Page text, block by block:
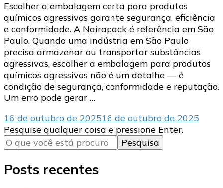
Escolher a embalagem certa para produtos
químicos agressivos garante segurança, eficiência
e conformidade. A Nairapack é referência em São
Paulo. Quando uma indústria em São Paulo
precisa armazenar ou transportar substâncias
agressivas, escolher a embalagem para produtos
químicos agressivos não é um detalhe — é
condição de segurança, conformidade e reputação.
Um erro pode gerar …
16 de outubro de 202516 de outubro de 2025
Procurando
algo?
Pesquise qualquer coisa e pressione Enter.
Posts recentes